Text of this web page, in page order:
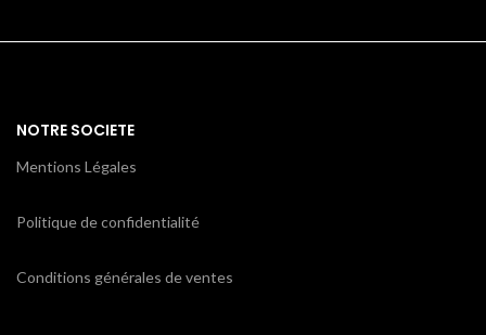
NOTRE SOCIETE
Mentions Légales
Politique de confidentialité
Conditions générales de ventes